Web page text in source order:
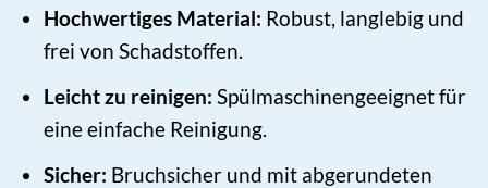
Hochwertiges Material: Robust, langlebig und
frei von Schadstoffen.
Leicht zu reinigen: Spülmaschinengeeignet für
eine einfache Reinigung.
Sicher: Bruchsicher und mit abgerundeten